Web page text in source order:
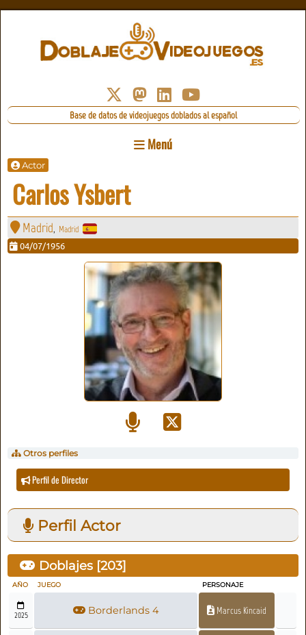
Base de datos de videojuegos doblados al español
Menú
Actor
Carlos Ysbert
Madrid, Madrid
04/07/1956
Otros perfiles
Perfil de Director
Perfil Actor
Doblajes [203]
AÑO JUEGO PERSONAJE
2025 Borderlands 4 Marcus Kincaid